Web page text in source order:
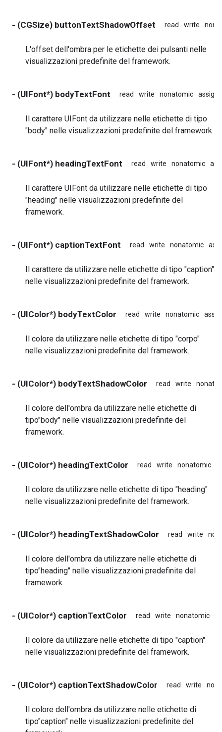
- (CGSize) buttonTextShadowOffset read write
L'offset dell'ombra per le etichette dei pulsanti nelle
visualizzazioni predefinite del framework.
- (UIFont*) bodyTextFont read write nonatomic assign
Il carattere UIFont da utilizzare nelle etichette di tipo
"body" nelle visualizzazioni predefinite del framework.
- (UIFont*) headingTextFont read write nonatomic
Il carattere UIFont da utilizzare nelle etichette di tipo
"heading" nelle visualizzazioni predefinite del
framework.
- (UIFont*) captionTextFont read write nonatomic
Il carattere da utilizzare nelle etichette di tipo "caption"
nelle visualizzazioni predefinite del framework.
- (UIColor*) bodyTextColor read write nonatomic
Il colore da utilizzare nelle etichette di tipo "corpo"
nelle visualizzazioni predefinite del framework.
- (UIColor*) bodyTextShadowColor read write
Il colore dell'ombra da utilizzare nelle etichette di
tipo"body" nelle visualizzazioni predefinite del
framework.
- (UIColor*) headingTextColor read write nonatomic
Il colore da utilizzare nelle etichette di tipo "heading"
nelle visualizzazioni predefinite del framework.
- (UIColor*) headingTextShadowColor read write
Il colore dell'ombra da utilizzare nelle etichette di
tipo"heading" nelle visualizzazioni predefinite del
framework.
- (UIColor*) captionTextColor read write nonatomic
Il colore da utilizzare nelle etichette di tipo "caption"
nelle visualizzazioni predefinite del framework.
- (UIColor*) captionTextShadowColor read write
Il colore dell'ombra da utilizzare nelle etichette di
tipo"caption" nelle visualizzazioni predefinite del